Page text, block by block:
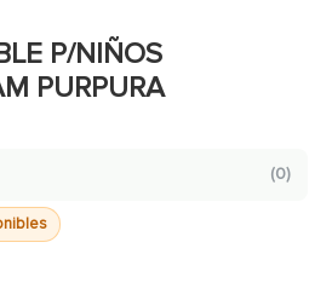
P/NIÑOS
PURPURA
(0)
8.
azulejo
9 .
pantry